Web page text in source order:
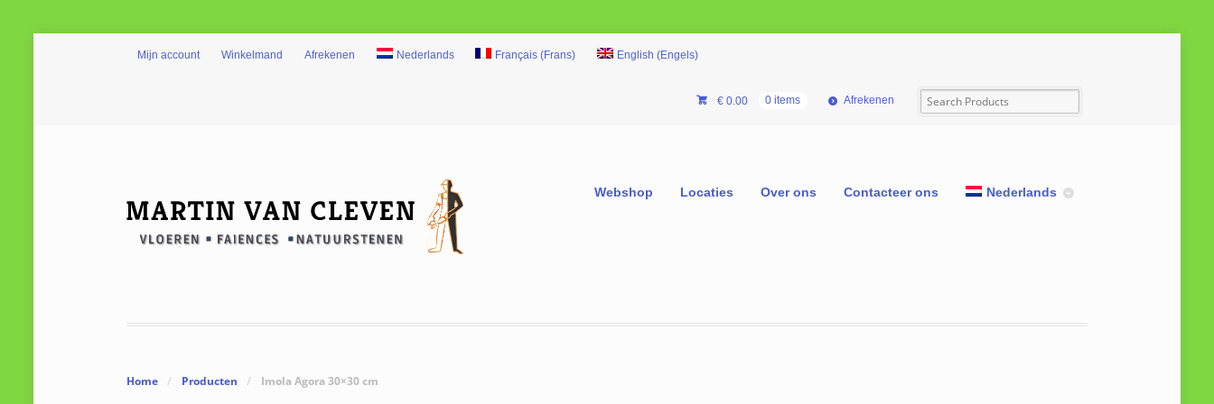
Mijn account Winkelmand Afrekenen Nederlands Français (Frans) English (Engels)
€0.00 0 items Afrekenen
Webshop Locaties Over ons Contacteer ons Nederlands
Home / Producten / Imola Agora 30×30 cm